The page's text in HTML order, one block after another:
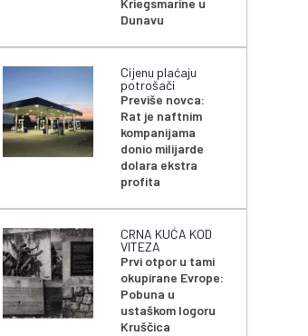
Kriegsmarine u
Dunavu
Cijenu plaćaju
potrošači
Previše novca:
Rat je naftnim
kompanijama
donio milijarde
dolara ekstra
profita
CRNA KUĆA KOD
VITEZA
Prvi otpor u tami
okupirane Evrope:
Pobuna u
ustaškom logoru
Kruščica